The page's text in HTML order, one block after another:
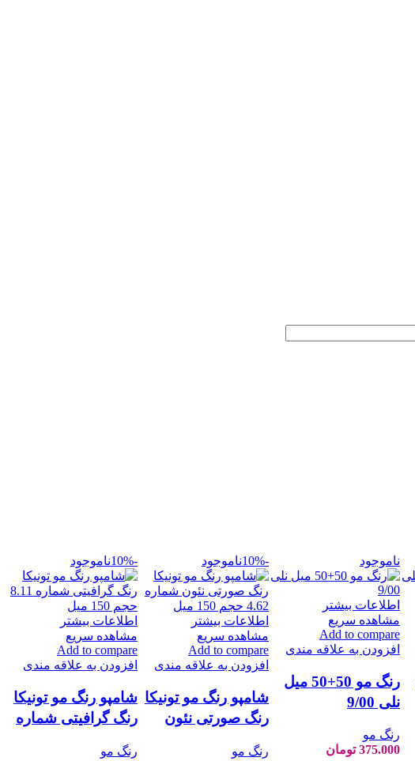
ناموجود
اطلاعات بیشتر
مشاهده سریع
Add to compare
افزودن به علاقه مندی
رنگ مو 50+50 میل
نلی 9/00
رنگ مو
375.000 تومان
-10% ناموجود
اطلاعات بیشتر
مشاهده سریع
Add to compare
افزودن به علاقه مندی
شامپو رنگ مو تونیکا
رنگ صورتی نئون
رنگ مو
-10% ناموجود
اطلاعات بیشتر
مشاهده سریع
Add to compare
افزودن به علاقه مندی
شامپو رنگ مو تونیکا
رنگ گرافیتی شماره
رنگ مو